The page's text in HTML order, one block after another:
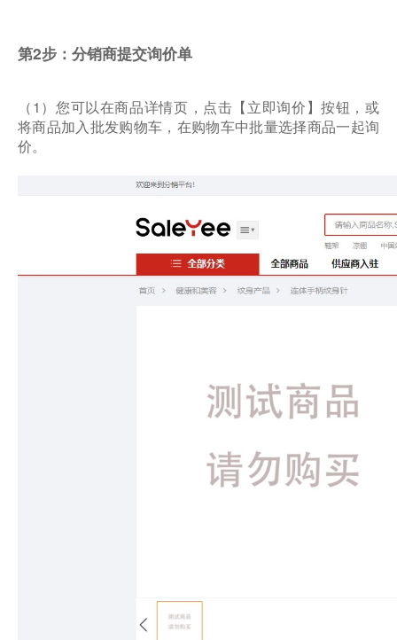
第2步：分销商提交询价单
（1）您可以在商品详情页，点击【立即询价】按钮，或
将商品加入批发购物车，在购物车中批量选择商品一起询
价。